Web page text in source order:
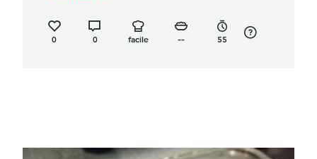
0 0 facile -- 55